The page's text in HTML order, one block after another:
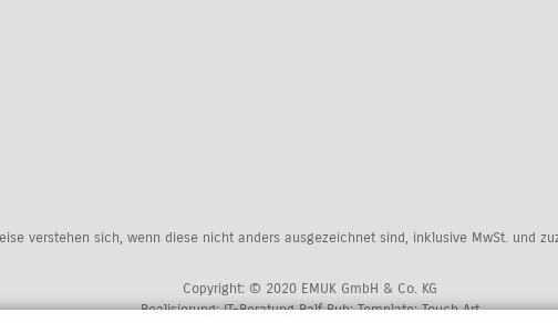
verstehen sich, wenn diese nicht anders ausgezeichnet sind, inklusive MwSt. und
Copyright: © 2020 EMUK GmbH & Co. KG
Realisierung:IT-Beratung Ralf Bub; Template:Touch Art